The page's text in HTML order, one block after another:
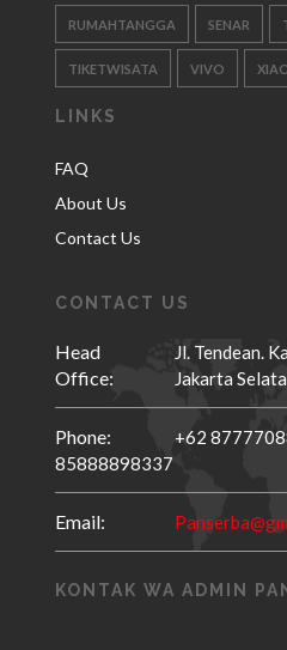
RUMAHTANGGA SENAR
TIKETWISATA VIVO
LINKS
FAQ
About Us
Contact Us
CONTACT US
Head
Office:
Jl. Tendean.
Jakarta
Phone: +62
85888898337
Email:
KONTAK WA ADMIN